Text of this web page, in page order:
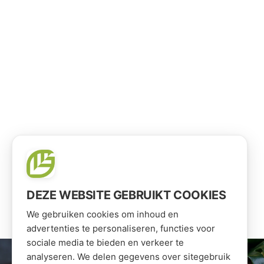
DEZE WEBSITE GEBRUIKT COOKIES
We gebruiken cookies om inhoud en
advertenties te personaliseren, functies voor
sociale media te bieden en verkeer te
analyseren. We delen gegevens over sitegebruik